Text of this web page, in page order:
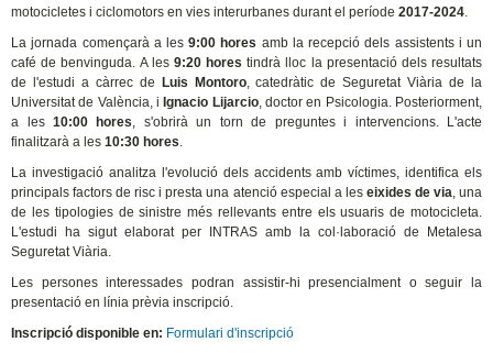
motocicletes i ciclomotors en vies interurbanes durant el període2017-2024.
La jornada començarà a les9:00 hores amb la recepció dels assistents i un
café de benvinguda. A les 9:20 hores tindrà lloc la presentació dels resultats
de l'estudi a càrrec de
Luis Montoro, catedràtic de Seguretat Viària de la
Universitat de València, i Ignacio Lijarcio, doctor en Psicologia. Posteriorment,
a les 10:00 hores, s'obrirà un torn de preguntes i intervencions. L'acte
finalitzarà a les10:30 hores.
La investigació analitza l'evolució dels accidents amb víctimes, identifica els
principals factors de risc i presta una atenció especial a les eixides de via, una
de les tipologies de sinistre més rellevants entre els usuaris de motocicleta.
L'estudi ha sigut elaborat per INTRAS amb la col·laboració de Metalesa
Seguretat Viària.
Les persones interessades podran assistir-hi presencialment o seguir la
presentació en línia prèvia inscripció.
Inscripció disponible en: Formulari d'inscripció